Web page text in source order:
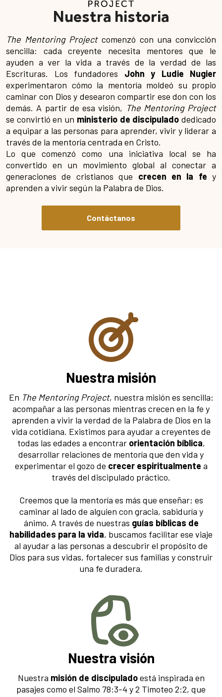
Nuestra historia
The Mentoring Project comenzó con una convicción
sencilla: cada creyente necesita mentores que le
ayuden a ver la vida a través de la verdad de las
Escrituras. Los fundadores John y Ludie Nugier
experimentaron cómo la mentoría moldeó su propio
caminar con Dios y desearon compartir ese don con los
demás. A partir de esa visión, The Mentoring Project
se convirtió en un ministerio de discipulado dedicado
a equipar a las personas para aprender, vivir y liderar a
través de la mentoría centrada en Cristo.
Lo que comenzó como una iniciativa local se ha
convertido en un movimiento global al conectar a
generaciones de cristianos que crecen en la fe y
aprenden a vivir según la Palabra de Dios.
Contáctanos
Nuestra misión
En The Mentoring Project, nuestra misión es sencilla:
acompañar a las personas mientras crecen en la fe y
aprenden a vivir la verdad de la Palabra de Dios en la
vida cotidiana. Existimos para ayudar a creyentes de
todas las edades a encontrar orientación bíblica,
desarrollar relaciones de mentoría que den vida y
experimentar el gozo de crecer espiritualmente a
través del discipulado práctico.
Creemos que la mentoría es más que enseñar; es
caminar al lado de alguien con gracia, sabiduría y
ánimo. A través de nuestras guías bíblicas de
habilidades para la vida, buscamos facilitar ese viaje
al ayudar a las personas a descubrir el propósito de
Dios para sus vidas, fortalecer sus familias y construir
una fe duradera.
Nuestra visión
Nuestra misión de discipuladoestá inspirada en
pasajes como el Salmo 78:3-4 y 2 Timoteo 2:2, que